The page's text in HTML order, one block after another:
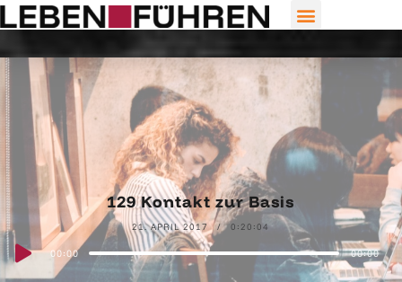
129 Kontakt zur Basis
21. APRIL 2017 0:20:04
Audio
Player
00:00 00:00